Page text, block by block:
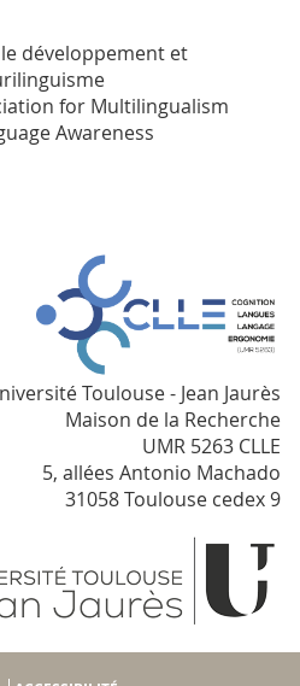
développement et
for Multilingualism
Awareness
Toulouse - Jean Jaurès
Maison de la Recherche
UMR 5263 CLLE
5, allées Antonio Machado
31058 Toulouse cedex 9